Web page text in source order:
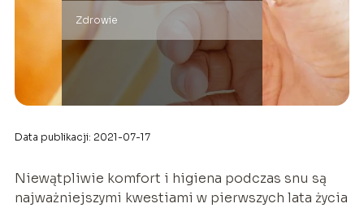
Zdrowie
Data publikacji: 2021-07-17
Niewątpliwie komfort i higiena podczas snu są
najważniejszymi kwestiami w pierwszych lata życia